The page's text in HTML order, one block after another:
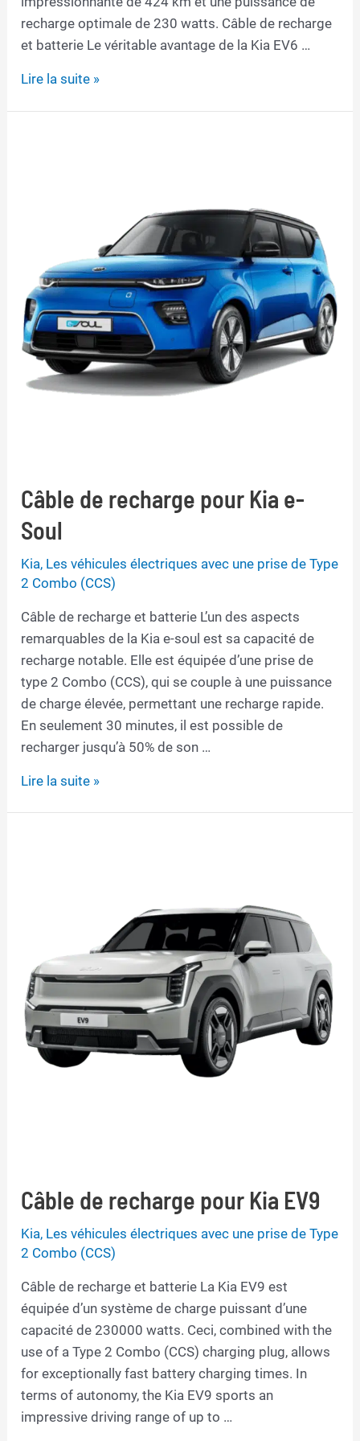
recharge optimale de 230 watts. Câble de recharge
et batterie Le véritable avantage de la Kia EV6 …
Câble
Lire la suite »
Câble de recharge pour Kia e-
Soul
Kia, Les véhicules électriques avec une prise de Type
2 Combo (CCS)
Câble de recharge et batterie L’un des aspects
remarquables de la Kia e-soul est sa capacité de
recharge notable. Elle est équipée d’une prise de
type 2 Combo (CCS), qui se couple à une puissance
de charge élevée, permettant une recharge rapide.
En seulement 30 minutes, il est possible de
recharger jusqu’à 50% de son …
Câble
Lire la suite »
Câble de recharge pour Kia EV9
Kia, Les véhicules électriques avec une prise de Type
2 Combo (CCS)
Câble de recharge et batterie La Kia EV9 est
équipée d’un système de charge puissant d’une
capacité de 230000 watts. Ceci, combined with the
use of a Type 2 Combo (CCS) charging plug, allows
for exceptionally fast battery charging times. In
terms of autonomy, the Kia EV9 sports an
impressive driving range of up to …